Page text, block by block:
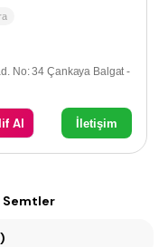
No: 34 Çankaya Balgat -
Al İletişim
Semtler